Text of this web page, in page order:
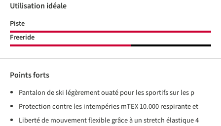
Utilisation idéale
Piste
Freeride
Points forts
Pantalon de ski légèrement ouaté pour les sportifs sur les p
Protection contre les intempéries mTEX 10.000 respirante et
Liberté de mouvement flexible grâce à un stretch élastique 4